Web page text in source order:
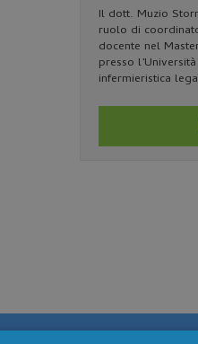
Il dott. Muzio
ruolo di
docente nel
presso
infermieristica